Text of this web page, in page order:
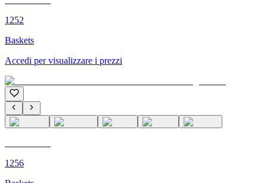
1252
Baskets
Accedi per visualizzare i prezzi
1256